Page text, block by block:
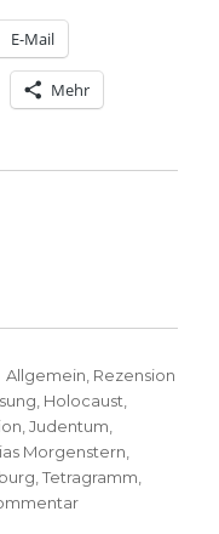
E-Mail
Mehr
Kategorien
Allgemein Rezension
Holocaust
,Judentum
Morgenstern
,Tetragramm
zu